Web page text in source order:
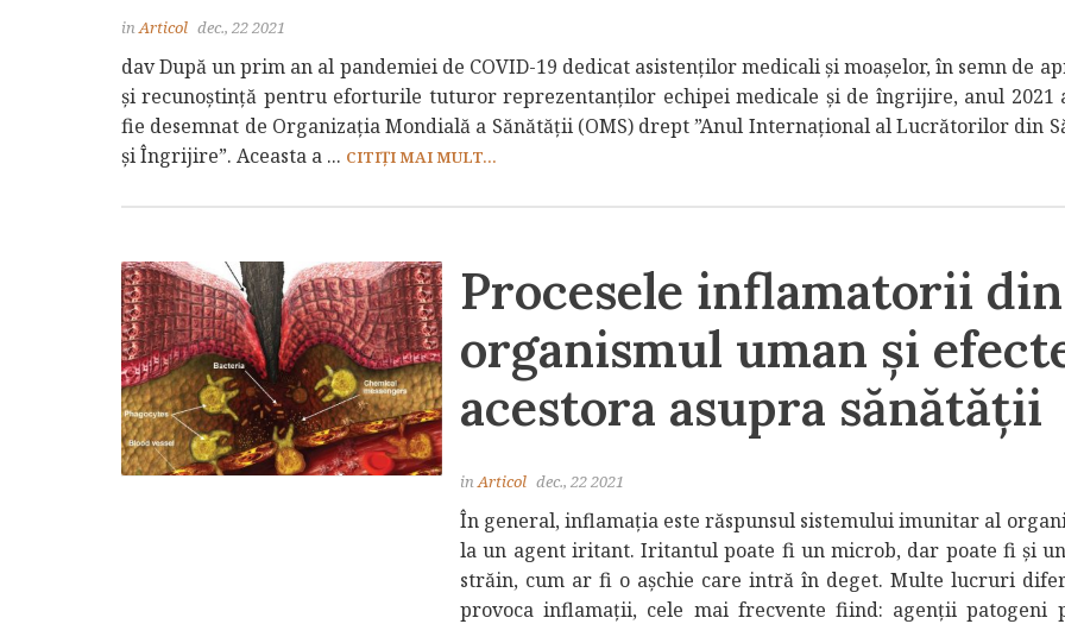
inArticol dec., 22 2021
dav După un prim an al pandemiei de COVID-19 dedicat asistenților medicali și moașelor, în semn de
și recunoștință pentru eforturile tuturor reprezentanților echipei medicale și de îngrijire, anul 2021
fie desemnat de Organizația Mondială a Sănătății (OMS) drept ”Anul Internațional al Lucrătorilor din
și Îngrijire”. Aceasta a ... CITIȚI MAI MULT...
Procesele inflamatorii din
organismul uman și
acestora asupra sănătății
inArticol dec., 22 2021
În general, inflamația este răspunsul sistemului imunitar al
la un agent iritant. Iritantul poate fi un microb, dar poate fi și
străin, cum ar fi o așchie care intră în deget. Multe lucruri
provoca inflamații, cele mai frecvente fiind: agenții patogeni